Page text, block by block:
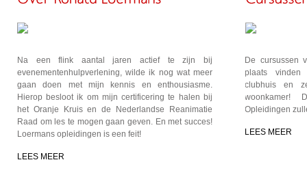
Na een flink aantal jaren actief te zijn bij
evenementenhulpverlening, wilde ik nog wat meer
gaan doen met mijn kennis en enthousiasme.
Hierop besloot ik om mijn certificering te halen bij
het Oranje Kruis en de Nederlandse Reanimatie
Raad om les te mogen gaan geven. En met succes!
Loermans opleidingen is een feit!
LEES MEER
De cursussen
plaats vinden
clubhuis en
woonkamer!
Opleidingen
LEES MEER